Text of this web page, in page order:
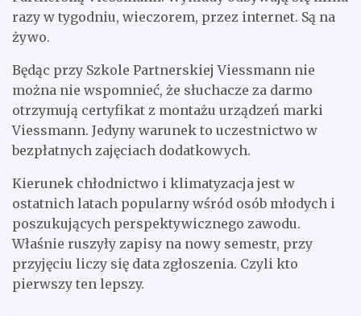
razy w tygodniu, wieczorem, przez internet. Są na
żywo.
Będąc przy Szkole Partnerskiej Viessmann nie
można nie wspomnieć, że słuchacze za darmo
otrzymują certyfikat z montażu urządzeń marki
Viessmann. Jedyny warunek to uczestnictwo w
bezpłatnych zajęciach dodatkowych.
Kierunek chłodnictwo i klimatyzacja jest w
ostatnich latach popularny wśród osób młodych i
poszukujących perspektywicznego zawodu.
Właśnie ruszyły zapisy na nowy semestr, przy
przyjęciu liczy się data zgłoszenia. Czyli kto
pierwszy ten lepszy.